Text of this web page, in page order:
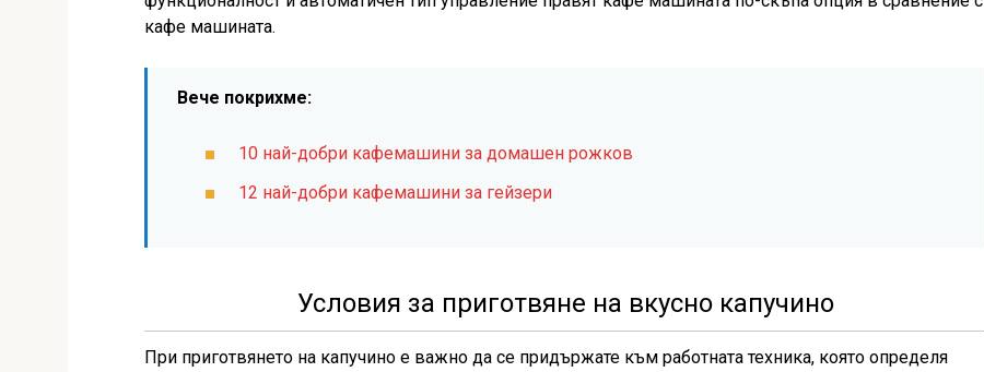
кафе машината.
Вече покрихме:
10 най-добри кафемашини за домашен рожков
12 най-добри кафемашини за гейзери
Условия за приготвяне на вкусно капучино
При приготвянето на капучино е важно да се придържате към работната техника, която определя